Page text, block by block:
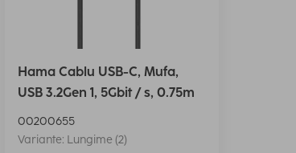
Hama Cablu USB-C, Mufa,
USB 3.2Gen 1, 5Gbit / s, 0.75m
00200655
Variante: Lungime (2)